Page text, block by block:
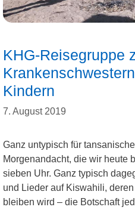
KHG-Reisegruppe
Kindern
7. August 2019
Ganz untypisch für
Morgenandacht, die wir heute
sieben Uhr. Ganz typisch
und Lieder auf Kiswahili,
bleiben wird – die Botschaft